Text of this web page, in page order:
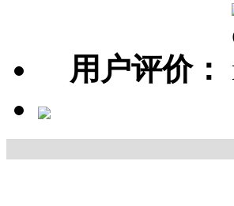
用户评价：